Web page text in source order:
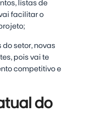
listas de
facilitar o
setor, novas
pois vai te
competitivo e
do